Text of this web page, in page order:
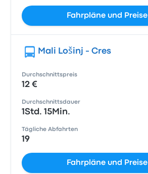
Fahrpläne und Preise
Mali Lošinj - Cres
Durchschnittspreis
12 €
Durchschnittsdauer
1Std. 15Min.
Tägliche Abfahrten
19
Fahrpläne und Preise